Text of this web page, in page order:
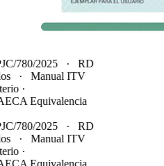
780/2025·
RD
·
Manual ITV
·
Equivalencia
780/2025·
RD
·
Manual ITV
·
Equivalencia